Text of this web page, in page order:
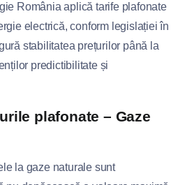
România aplică tarife plafonate
electrică, conform legislației în
stabilitatea prețurilor până la
predictibilitate și
plafonate – Gaze
la gaze naturale sunt